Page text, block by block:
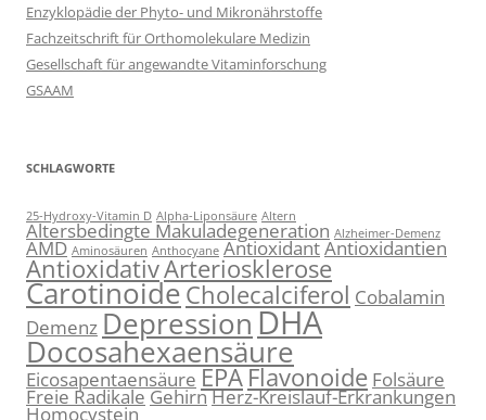
Enzyklopädie der Phyto- und Mikronährstoffe
Fachzeitschrift für Orthomolekulare Medizin
Gesellschaft für angewandte Vitaminforschung
GSAAM
SCHLAGWORTE
25-Hydroxy-Vitamin D Alpha-Liponsäure Altern
Altersbedingte Makuladegeneration Alzheimer-Demenz
AMD Aminosäuren Anthocyane AntioxidantAntioxidantien
AntioxidativArteriosklerose
CarotinoideCholecalciferol Cobalamin
Demenz DepressionDHA
Docosahexaensäure
Eicosapentaensäure EPAFlavonoide Folsäure
Freie RadikaleGehirnHerz-Kreislauf-Erkrankungen
Homocystein